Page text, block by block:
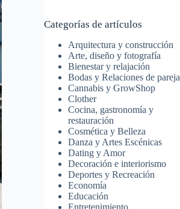
Categorías de artículos
Arquitectura y construcción
Arte, diseño y fotografía
Bienestar y relajación
Bodas y Relaciones de pareja
Cannabis y GrowShop
Clother
Cocina, gastronomía y
restauración
Cosmética y Belleza
Danza y Artes Escénicas
Dating y Amor
Decoración e interiorismo
Deportes y Recreación
Economía
Educación